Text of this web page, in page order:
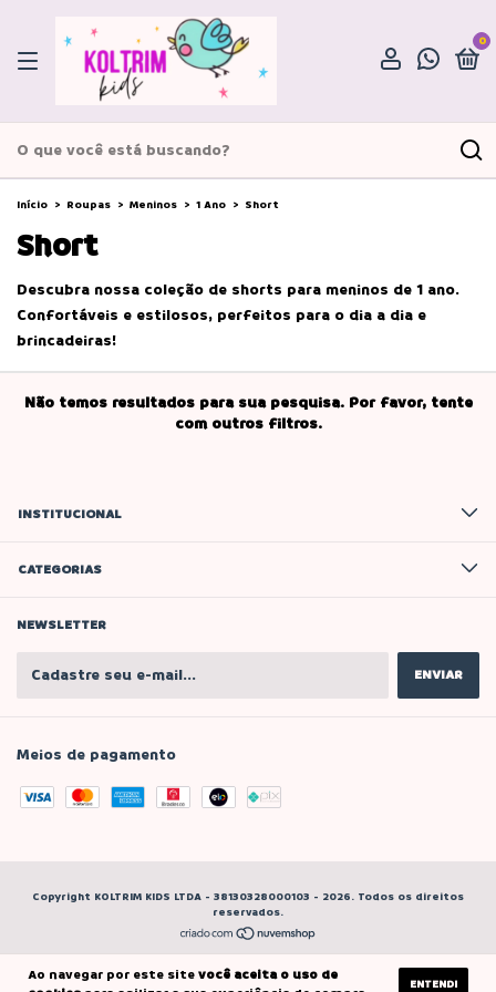
0
Ao navegar por este sitevocê aceita o uso de
ENTENDI
Início > Roupas > Meninos > 1 Ano > Short
Short
Descubra nossa coleção de shorts para meninos de 1 ano.
Confortáveis e estilosos, perfeitos para o dia a dia e
brincadeiras!
Não temos resultados para sua pesquisa. Por favor, tente
com outros filtros.
INSTITUCIONAL
CATEGORIAS
NEWSLETTER
Meios de pagamento
Copyright KOLTRIM KIDS LTDA - 38130328000103 - 2026. Todos os direitos
reservados.